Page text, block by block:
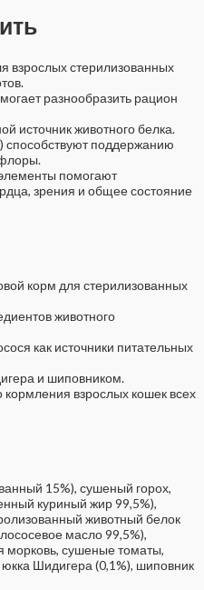
взрослых стерилизованных
разнообразить рацион
источник животного белка.
способствуют поддержанию
помогают
зрения и общее состояние
корм для стерилизованных
животного
как источники питательных
и шиповником.
взрослых кошек всех
15%), сушеный горох,
куриный жир 99,5%),
животный белок
масло 99,5%),
сушеные томаты,
Шидигера (0,1%), шиповник